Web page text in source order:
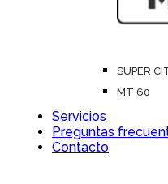
SUPER
MT 60
Servicios
Preguntas
Contacto